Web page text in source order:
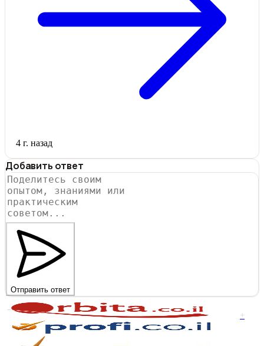
4 г. назад
Добавить ответ
Отправить ответ
+